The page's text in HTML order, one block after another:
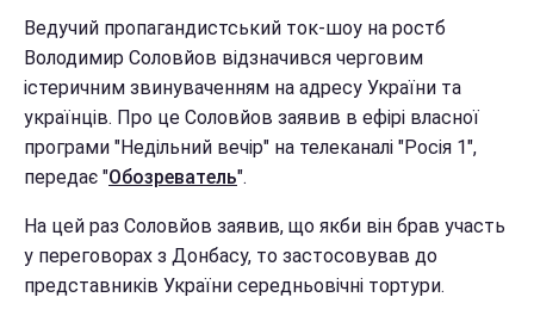
Ведучий пропагандистський ток-шоу на ростб
Володимир Соловйов відзначився черговим
істеричним звинуваченням на адресу України та
українців. Про це Соловйов заявив в ефірі власної
програми "Недільний вечір" на телеканалі "Росія 1",
передає "Обозреватель".
На цей раз Соловйов заявив, що якби він брав участь
у переговорах з Донбасу, то застосовував до
представників України середньовічні тортури.